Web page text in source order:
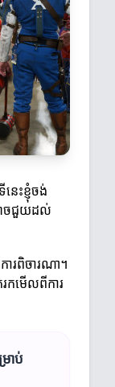
េះខ្ញុំចង់
ាចជួយដល់
ារពិចារណា។
កមើលពីការ
ាប់